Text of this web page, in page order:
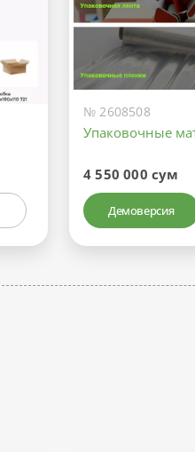
№ 2608508
Упаковочные
4 550 000 сум
Демоверсия